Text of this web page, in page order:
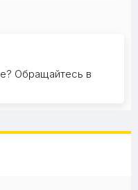
Обращайтесь в